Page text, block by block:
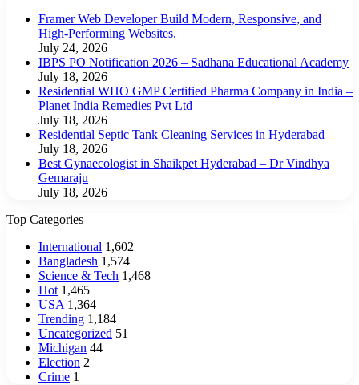
Framer Web Developer Build Modern, Responsive, and
High-Performing Websites.
July 24, 2026
IBPS PO Notification 2026 – Sadhana Educational Academy
July 18, 2026
Residential WHO GMP Certified Pharma Company in India –
Planet India Remedies Pvt Ltd
July 18, 2026
Residential Septic Tank Cleaning Services in Hyderabad
July 18, 2026
Best Gynaecologist in Shaikpet Hyderabad – Dr Vindhya
Gemaraju
July 18, 2026
Top Categories
International 1,602
Bangladesh 1,574
Science & Tech 1,468
Hot 1,465
USA 1,364
Trending 1,184
Uncategorized 51
Michigan 44
Election 2
Crime 1